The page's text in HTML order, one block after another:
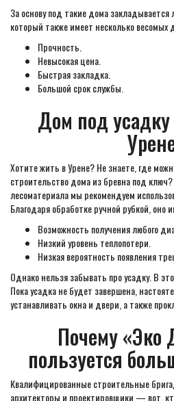
За основу под такие дома
который также имеет несколько весомых
Прочность.
Невысокая цена.
Быстрая закладка.
Большой срок службы.
Дом под
Хотите жить в Урене? Не знаете, где
строительство дома из бревна под
лесоматериала мы рекомендуем
Благодаря обработке ручной рубкой, оно
Возможность получения любого
Низкий уровень теплопотери.
Низкая вероятность появления
Однако нельзя забывать про усадку. В
Пока усадка не будет завершена,
устанавливать окна и двери, а также
Почему
пользуется
Квалифицированные строительные
архитекторы и проектировщики — вот,